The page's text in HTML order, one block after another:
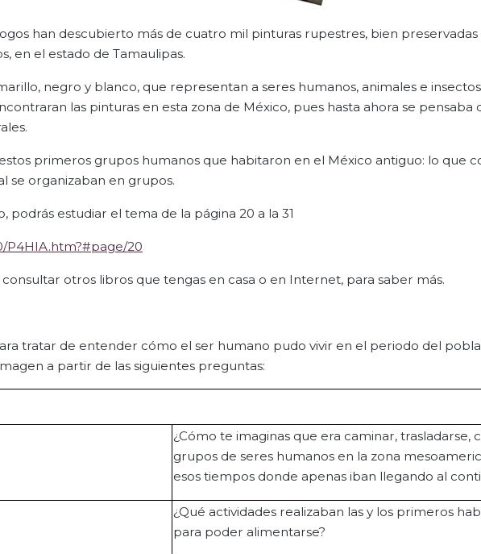
han descubierto más de cuatro mil pinturas rupestres, bien preservadas
en el estado de Tamaulipas.
negro y blanco, que representan a seres humanos, animales e
las pinturas en esta zona de México, pues hasta ahora se pensaba
primeros grupos humanos que habitaron en el México antiguo: lo que
se organizaban en grupos.
podrás estudiar el tema de la página 20 a la 31
P4HIA.htm?#page/20
otros libros que tengas en casa o en Internet, para saber más.
tratar de entender cómo el ser humano pudo vivir en el periodo del
a partir de las siguientes preguntas:
¿Cómo te imaginas que era caminar, trasladarse,
grupos de seres humanos en la zona
esos tiempos donde apenas iban llegando al
¿Qué actividades realizaban las y los primeros
para poder alimentarse?